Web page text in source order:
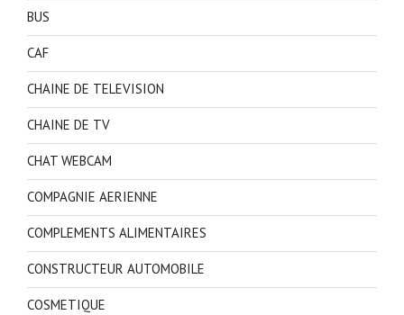
BUS
CAF
CHAINE DE TELEVISION
CHAINE DE TV
CHAT WEBCAM
COMPAGNIE AERIENNE
COMPLEMENTS ALIMENTAIRES
CONSTRUCTEUR AUTOMOBILE
COSMETIQUE